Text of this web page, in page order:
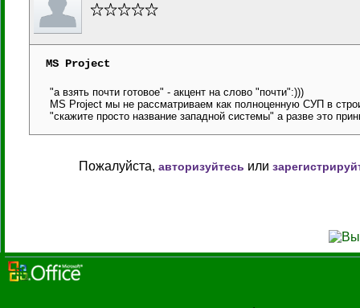
MS Project
"а взять почти готовое" - акцент на слово "почти":)))
MS Project мы не рассматриваем как полноценную СУП в
"скажите просто название западной системы" а разве это
Пожалуйста, авторизуйтесь или